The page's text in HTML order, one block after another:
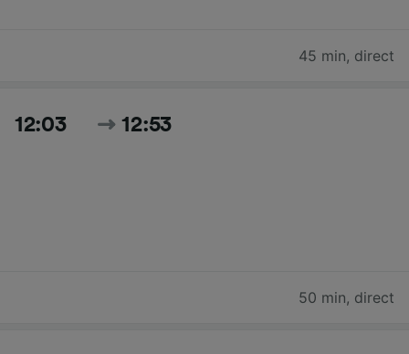
45 min, direct
12:03 12:53
50 min, direct